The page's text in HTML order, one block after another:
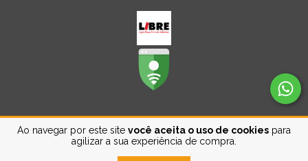
Ao navegar por este site você aceita o uso de cookies para
agilizar a sua experiência de compra.